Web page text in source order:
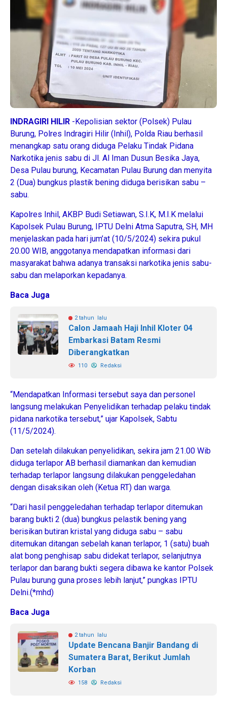
INDRAGIRI HILIR -Kepolisian sektor (Polsek) Pulau
Burung, Polres Indragiri Hilir (Inhil), Polda Riau berhasil
menangkap satu orang diduga Pelaku Tindak Pidana
Narkotika jenis sabu di Jl. Al Iman Dusun Besika Jaya,
Desa Pulau burung, Kecamatan Pulau Burung dan menyita
2 (Dua) bungkus plastik bening diduga berisikan sabu –
sabu.
Kapolres Inhil, AKBP Budi Setiawan, S.I.K, M.I.K melalui
Kapolsek Pulau Burung, IPTU Delni Atma Saputra, SH, MH
menjelaskan pada hari jum’at (10/5/2024) sekira pukul
20.00 WIB, anggotanya mendapatkan informasi dari
masyarakat bahwa adanya transaksi narkotika jenis sabu-
sabu dan melaporkan kepadanya.
Baca Juga
2 tahun lalu
Calon Jamaah Haji Inhil Kloter 04
Embarkasi Batam Resmi
Diberangkatkan
110 Redaksi
“Mendapatkan Informasi tersebut saya dan personel
langsung melakukan Penyelidikan terhadap pelaku tindak
pidana narkotika tersebut,” ujar Kapolsek, Sabtu
(11/5/2024).
Dan setelah dilakukan penyelidikan, sekira jam 21.00 Wib
diduga terlapor AB berhasil diamankan dan kemudian
terhadap terlapor langsung dilakukan penggeledahan
dengan disaksikan oleh (Ketua RT) dan warga.
“Dari hasil penggeledahan terhadap terlapor ditemukan
barang bukti 2 (dua) bungkus pelastik bening yang
berisikan butiran kristal yang diduga sabu – sabu
ditemukan ditangan sebelah kanan terlapor, 1 (satu) buah
alat bong penghisap sabu didekat terlapor, selanjutnya
terlapor dan barang bukti segera dibawa ke kantor Polsek
Pulau burung guna proses lebih lanjut,” pungkas IPTU
Delni.(*mhd)
Baca Juga
2 tahun lalu
Update Bencana Banjir Bandang di
Sumatera Barat, Berikut Jumlah
Korban
158 Redaksi